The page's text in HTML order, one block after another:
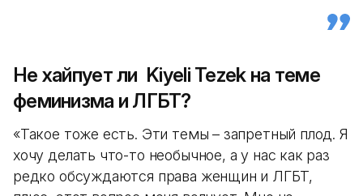
Не хайпует ли Kiyeli Tezek на теме
феминизма и ЛГБТ?
«Такое тоже есть. Эти темы – запретный плод. Я
хочу делать что-то необычное, а у нас как раз
редко обсуждаются права женщин и ЛГБТ,